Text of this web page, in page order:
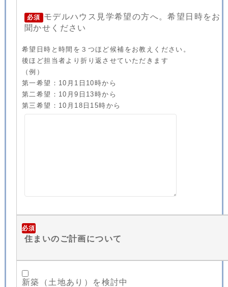
必須
モデルハウス見学希望の方へ。希望日時をお
聞かせください
希望日時と時間を３つほど候補をお教えください。
後ほど担当者より折り返させていただきます
（例）
第一希望：10月1日10時から
第二希望：10月9日13時から
第三希望：10月18日15時から
必須
住まいのご計画について
新築（土地あり）を検討中